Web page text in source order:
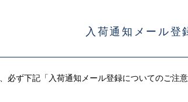
入荷通知メール登
ず下記「入荷通知メール登録についてのご注